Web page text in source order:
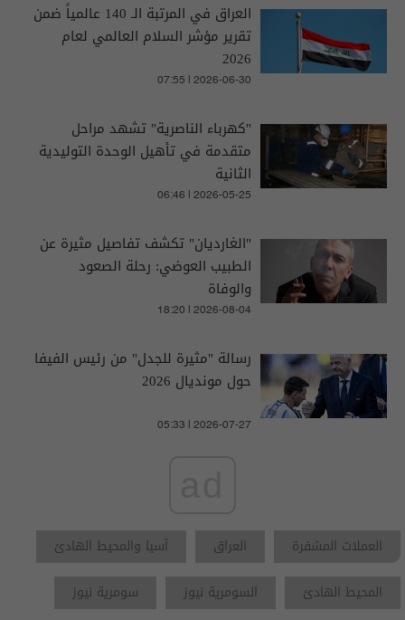
العراق في المرتبة الـ 140 عالمياً ضمن
تقرير مؤشر السلام العالمي لعام
2026
07:55 | 2026-06-30
"كهرباء الناصرية" تشهد مراحل
متقدمة في تأهيل الوحدة التوليدية
الثانية
06:46 | 2026-05-25
"الغارديان" تكشف تفاصيل مثيرة عن
الطبيب العوضي: رحلة الصعود
والوفاة
18:20 | 2026-08-04
رسالة "مثيرة للجدل" من رئيس الفيفا
حول مونديال 2026
05:33 | 2026-07-27
العملات المشفرة العراق
آسيا والمحيط الهادئ
المحيط الهادئ
السومرية نيوز سومرية نيوز